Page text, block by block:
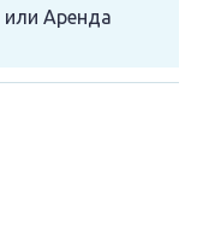
или Аренда